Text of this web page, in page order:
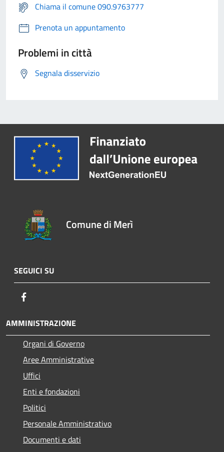
Chiama il comune 090.9763777
Prenota un appuntamento
Problemi in città
Segnala disservizio
Comune di Merì
SEGUICI SU
AMMINISTRAZIONE
Organi di Governo
Aree Amministrative
Uffici
Enti e fondazioni
Politici
Personale Amministrativo
Documenti e dati